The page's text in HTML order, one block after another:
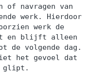
of navragen van
werk. Hierdoor
werk de
en blijft alleen
de volgende dag.
het gevoel dat
glipt.